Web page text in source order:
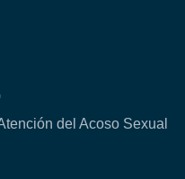
del Acoso Sexual